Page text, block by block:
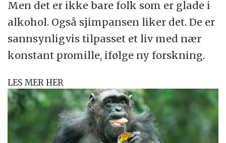
Men det er ikke bare folk som er glade i
alkohol. Også sjimpansen liker det. De er
sannsynligvis tilpasset et liv med nær
konstant promille, ifølge ny forskning.
LES MER HER